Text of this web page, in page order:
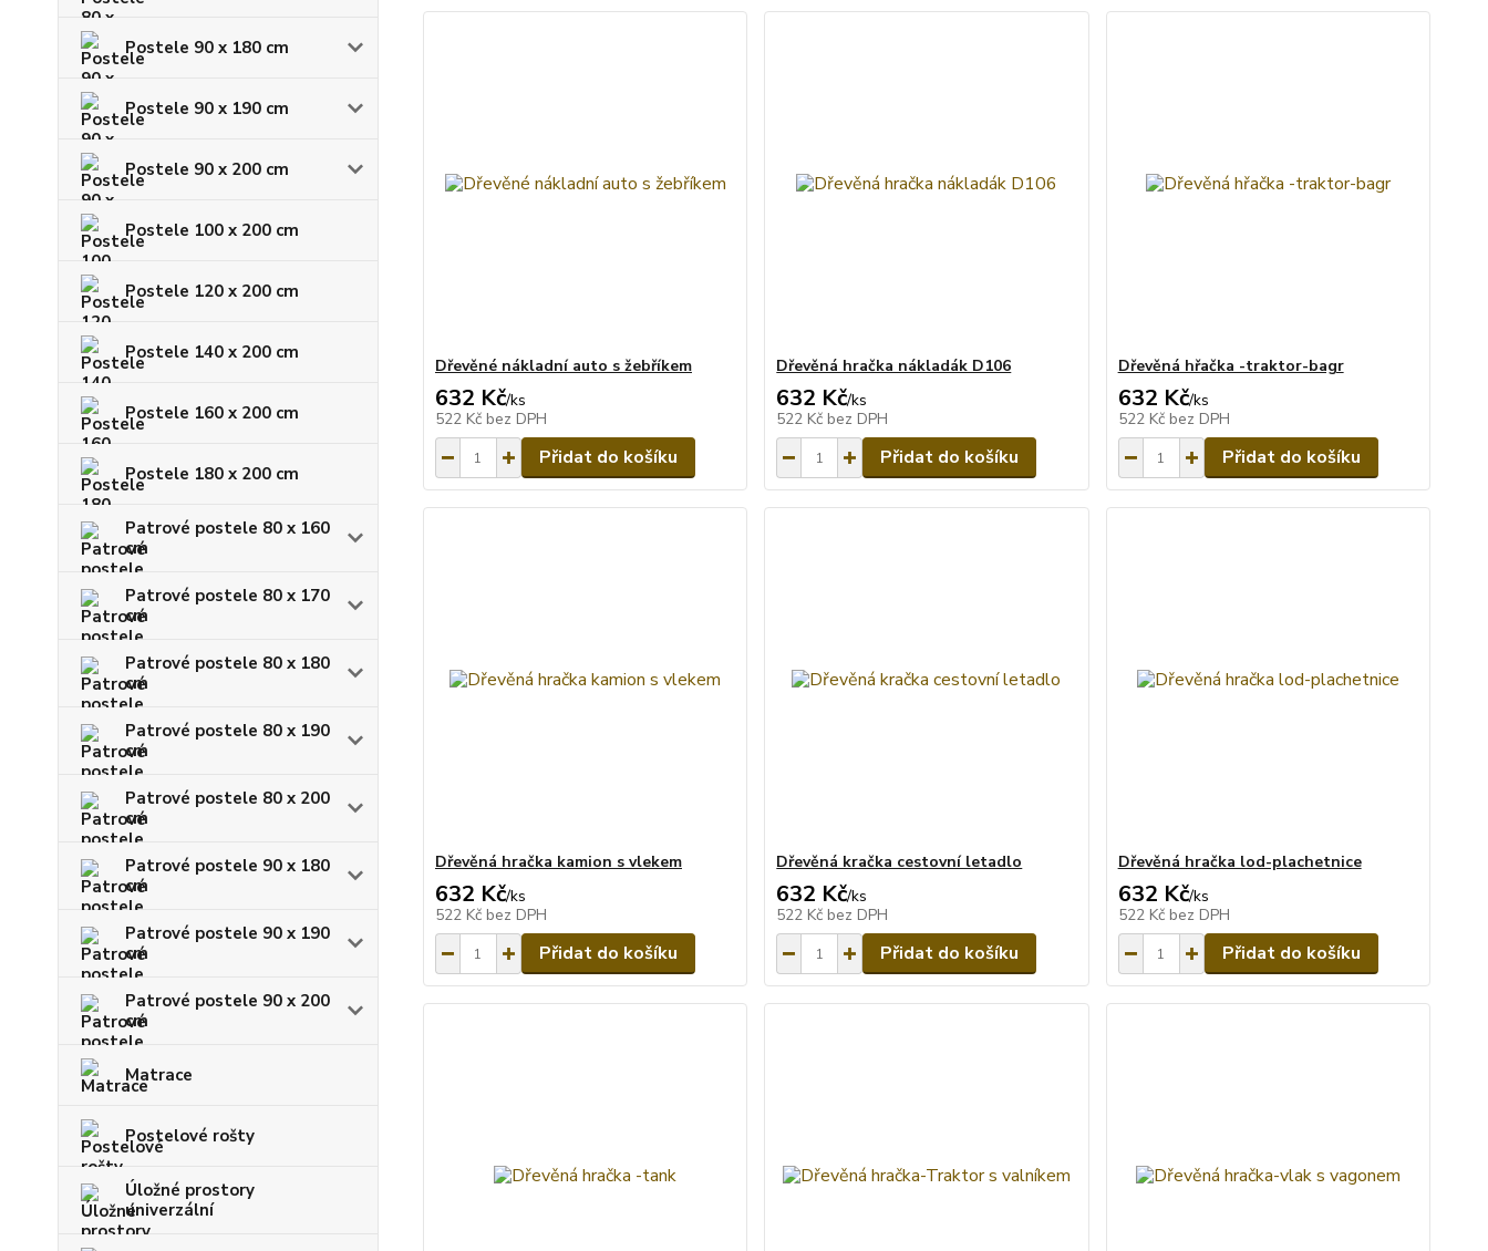
Postele 90 x 180 cm
Postele 90 x 190 cm
Postele 90 x 200 cm
Postele 100 x 200 cm
Postele 120 x 200 cm
Postele 140 x 200 cm
Postele 160 x 200 cm
Postele 180 x 200 cm
Patrové postele 80 x 160
cm
Patrové postele 80 x 170
cm
Patrové postele 80 x 180
cm
Patrové postele 80 x 190
cm
Patrové postele 80 x 200
cm
Patrové postele 90 x 180
cm
Patrové postele 90 x 190
cm
Patrové postele 90 x 200
cm
Matrace
Postelové rošty
Úložné prostory
univerzální
Dřevěné nákladní auto s žebříkem
632 Kč/ks
522 Kč bez DPH
Přidat do košíku
Dřevěná hračka nákladák D106
632 Kč/ks
522 Kč bez DPH
Přidat do košíku
Dřevěná hřačka -traktor-bagr
632 Kč/ks
522 Kč bez DPH
Přidat do košíku
Dřevěná hračka kamion s vlekem
632 Kč/ks
522 Kč bez DPH
Přidat do košíku
Dřevěná kračka cestovní letadlo
632 Kč/ks
522 Kč bez DPH
Přidat do košíku
Dřevěná hračka lod-plachetnice
632 Kč/ks
522 Kč bez DPH
Přidat do košíku